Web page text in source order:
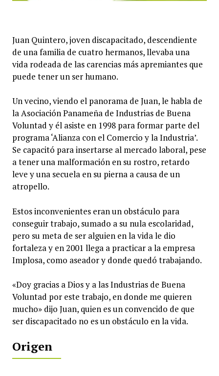
Juan Quintero, joven discapacitado, descendiente
de una familia de cuatro hermanos, llevaba una
vida rodeada de las carencias más apremiantes que
puede tener un ser humano.
Un vecino, viendo el panorama de Juan, le habla de
la Asociación Panameña de Industrias de Buena
Voluntad y él asiste en 1998 para formar parte del
programa ‘Alianza con el Comercio y la Industria’.
Se capacitó para insertarse al mercado laboral, pese
a tener una malformación en su rostro, retardo
leve y una secuela en su pierna a causa de un
atropello.
Estos inconvenientes eran un obstáculo para
conseguir trabajo, sumado a su nula escolaridad,
pero su meta de ser alguien en la vida le dio
fortaleza y en 2001 llega a practicar a la empresa
Implosa, como aseador y donde quedó trabajando.
«Doy gracias a Dios y a las Industrias de Buena
Voluntad por este trabajo, en donde me quieren
mucho» dijo Juan, quien es un convencido de que
ser discapacitado no es un obstáculo en la vida.
Origen